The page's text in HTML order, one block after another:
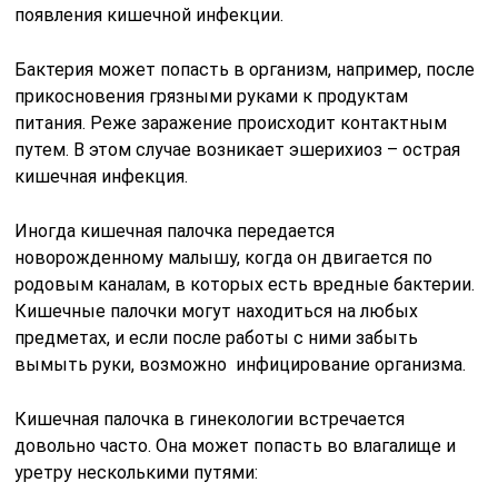
появления кишечной инфекции.
Бактерия может попасть в организм, например, после
прикосновения грязными руками к продуктам
питания. Реже заражение происходит контактным
путем. В этом случае возникает эшерихиоз – острая
кишечная инфекция.
Иногда кишечная палочка передается
новорожденному малышу, когда он двигается по
родовым каналам, в которых есть вредные бактерии.
Кишечные палочки могут находиться на любых
предметах, и если после работы с ними забыть
вымыть руки, возможно инфицирование организма.
Кишечная палочка в гинекологии встречается
довольно часто. Она может попасть во влагалище и
уретру несколькими путями: